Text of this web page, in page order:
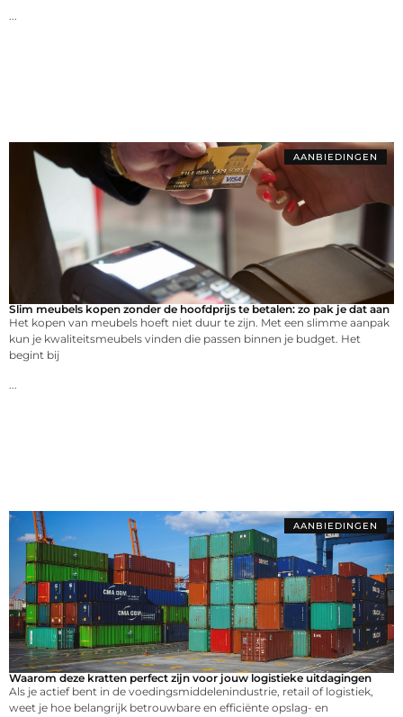
AANBIEDINGEN
Slim meubels kopen zonder de hoofdprijs te betalen: zo pak je dat aan
Het kopen van meubels hoeft niet duur te zijn. Met een slimme aanpak
kun je kwaliteitsmeubels vinden die passen binnen je budget. Het
begint bij
AANBIEDINGEN
Waarom deze kratten perfect zijn voor jouw logistieke uitdagingen
Als je actief bent in de voedingsmiddelenindustrie, retail of logistiek,
weet je hoe belangrijk betrouwbare en efficiënte opslag- en